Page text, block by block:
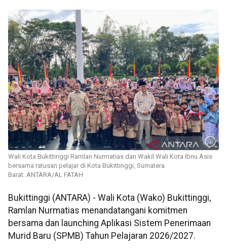
Wali Kota Bukittinggi Ramlan Nurmatias dan Wakil Wali Kota Ibnu Asis
bersama ratusan pelajar di Kota Bukittinggi, Sumatera
Barat. ANTARA/AL FATAH
Bukittinggi (ANTARA) - Wali Kota (Wako) Bukittinggi,
Ramlan Nurmatias menandatangani komitmen
bersama dan launching Aplikasi Sistem Penerimaan
Murid Baru (SPMB) Tahun Pelajaran 2026/2027.